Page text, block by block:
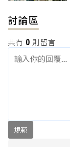
討論區
共有 0 則留言
規範